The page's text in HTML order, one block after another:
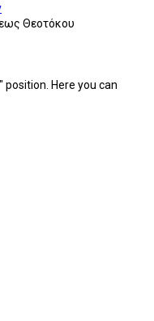
Θεοτόκου
Here you can